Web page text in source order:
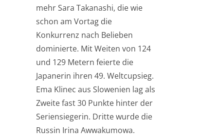
mehr Sara Takanashi, die wie
schon am Vortag die
Konkurrenz nach Belieben
dominierte. Mit Weiten von 124
und 129 Metern feierte die
Japanerin ihren 49. Weltcupsieg.
Ema Klinec aus Slowenien lag als
Zweite fast 30 Punkte hinter der
Seriensiegerin. Dritte wurde die
Russin Irina Awwakumowa.